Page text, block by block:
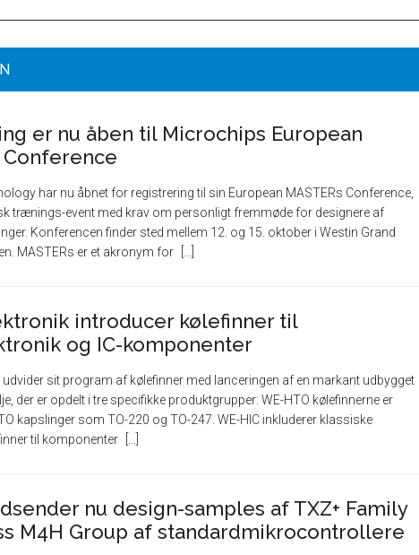
er nu åben til Microchips European
Conference
har nu åbnet for registrering til sin European MASTERs Conference,
trænings-event med krav om personligt fremmøde for designere af
Konferencen finder sted mellem 12. og 15. oktober i Westin Grand
MASTERs er et akronym for
introducer kølefinner til
og IC-komponenter
sit program af kølefinner med lanceringen af en markant udbygget
der er opdelt i tre specifikke produktgrupper: WE-HTO kølefinnerne er
kapslinger som TO-220 og TO-247. WE-HIC inkluderer klassiske
til komponenter
nu design-samples af TXZ+ Family
M4H Group af standardmikrocontrollere